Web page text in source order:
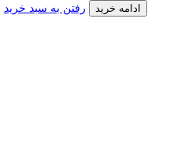
ادامه خرید رفتن به سبد خرید